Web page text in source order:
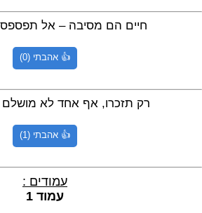
חיים הם מסיבה – אל
👍 אהבתי (0)
רק תזכרו, אף אחד לא מושלם
👍 אהבתי (1)
עמודים :
עמוד 1